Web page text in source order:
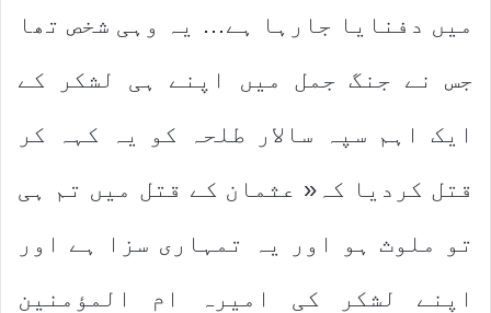
میں دفنایا جارہا ہے… یہ وہی شخص تھا
جس نے جنگ جمل میں اپنے ہی لشکر کے
ایک اہم سپہ سالار طلحہ کو یہ کہہ کر
قتل کردیا کہ« عثمان کے قتل میں تم ہی
تو ملوث ہو اور یہ تمہاری سزا ہے اور
اپنے لشکر کی امیرہ ام المؤمنین